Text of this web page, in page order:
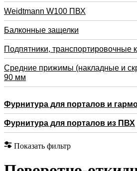
Weidtmann W100 ПВХ
Балконные защелки
Подпятники, транспортировочные
Средние прижимы (накладные и
90 мм
Фурнитура для порталов и
Фурнитура для порталов из ПВХ
Показать фильтр